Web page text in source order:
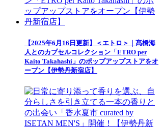
【2025年6月16日更新】＜エトロ＞｜髙橋海
人とのカプセルコレクション「ETRO per
Kaito Takahashi」のポップアップストアをオ
ープン【伊勢丹新宿店】